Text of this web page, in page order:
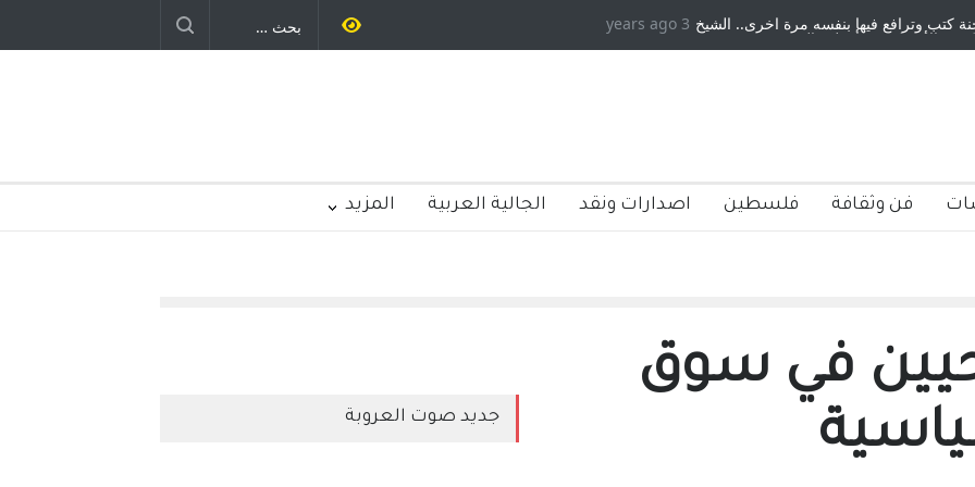
دكريات بغداد ٍ: عاشها وكتبها :وليد رباح – نيوجرسي – الولايات المتحدة
3 years ago
فن وثقافة فلسطين اصدارات ونقد الجالية العربية المزيد
في سوق
جديد صوت العروبة